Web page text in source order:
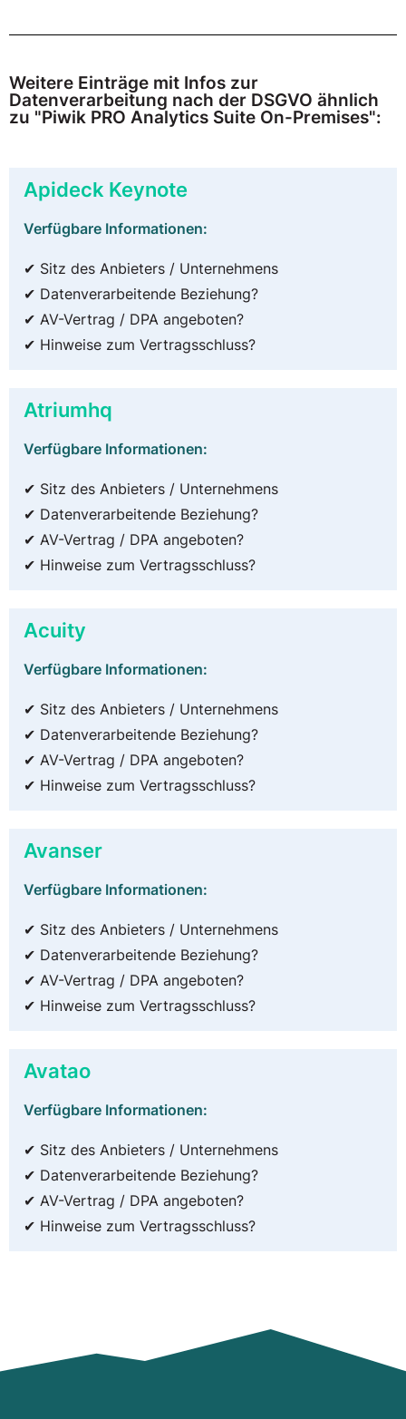
Weitere Einträge mit Infos zur
Datenverarbeitung nach der DSGVO ähnlich
zu "Piwik PRO Analytics Suite On-Premises":
Apideck Keynote
Verfügbare Informationen:
✔ Sitz des Anbieters / Unternehmens
✔ Datenverarbeitende Beziehung?
✔ AV-Vertrag / DPA angeboten?
✔ Hinweise zum Vertragsschluss?
Atriumhq
Verfügbare Informationen:
✔ Sitz des Anbieters / Unternehmens
✔ Datenverarbeitende Beziehung?
✔ AV-Vertrag / DPA angeboten?
✔ Hinweise zum Vertragsschluss?
Acuity
Verfügbare Informationen:
✔ Sitz des Anbieters / Unternehmens
✔ Datenverarbeitende Beziehung?
✔ AV-Vertrag / DPA angeboten?
✔ Hinweise zum Vertragsschluss?
Avanser
Verfügbare Informationen:
✔ Sitz des Anbieters / Unternehmens
✔ Datenverarbeitende Beziehung?
✔ AV-Vertrag / DPA angeboten?
✔ Hinweise zum Vertragsschluss?
Avatao
Verfügbare Informationen:
✔ Sitz des Anbieters / Unternehmens
✔ Datenverarbeitende Beziehung?
✔ AV-Vertrag / DPA angeboten?
✔ Hinweise zum Vertragsschluss?